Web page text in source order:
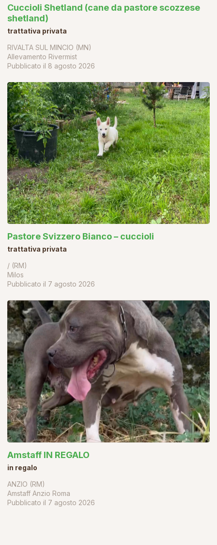
Cuccioli Shetland (cane da pastore scozzese
shetland)
trattativa privata
RIVALTA SUL MINCIO (MN)
Allevamento Rivermist
Pubblicato il 8 agosto 2026
Pastore Svizzero Bianco – cuccioli
trattativa privata
/ (RM)
Milos
Pubblicato il 7 agosto 2026
Amstaff IN REGALO
in regalo
ANZIO (RM)
Amstaff Anzio Roma
Pubblicato il 7 agosto 2026